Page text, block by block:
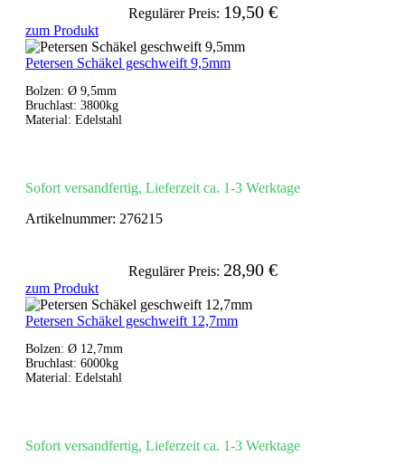
Regulärer Preis: 19,50 €
zum Produkt
Petersen Schäkel geschweift 9,5mm
Bolzen: Ø 9,5mm
Bruchlast: 3800kg
Material: Edelstahl
Sofort versandfertig, Lieferzeit ca. 1-3 Werktage
Artikelnummer: 276215
Regulärer Preis: 28,90 €
zum Produkt
Petersen Schäkel geschweift 12,7mm
Bolzen: Ø 12,7mm
Bruchlast: 6000kg
Material: Edelstahl
Sofort versandfertig, Lieferzeit ca. 1-3 Werktage